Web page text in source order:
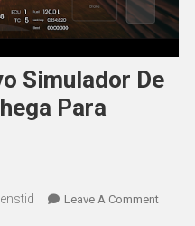
Simulador De
Para
Leave A CommentOn